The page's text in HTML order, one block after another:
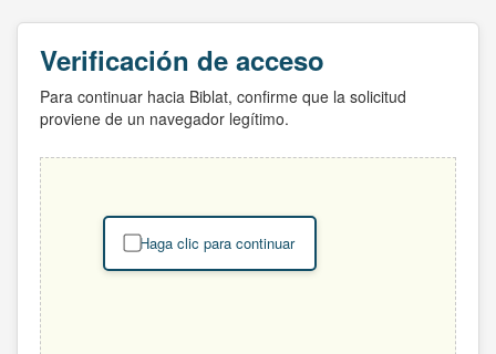
Verificación de acceso
Para continuar hacia Biblat, confirme que la solicitud
proviene de un navegador legítimo.
Haga clic para continuar